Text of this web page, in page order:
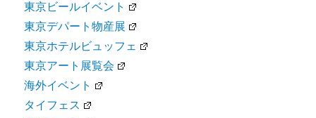
東京ビールイベント
東京デパート物産展
東京ホテルビュッフェ
東京アート展覧会
海外イベント
タイフェス